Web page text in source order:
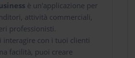
è un'applicazione per
attività commerciali,
professionisti.
interagire con i tuoi clienti
facilità, puoi creare